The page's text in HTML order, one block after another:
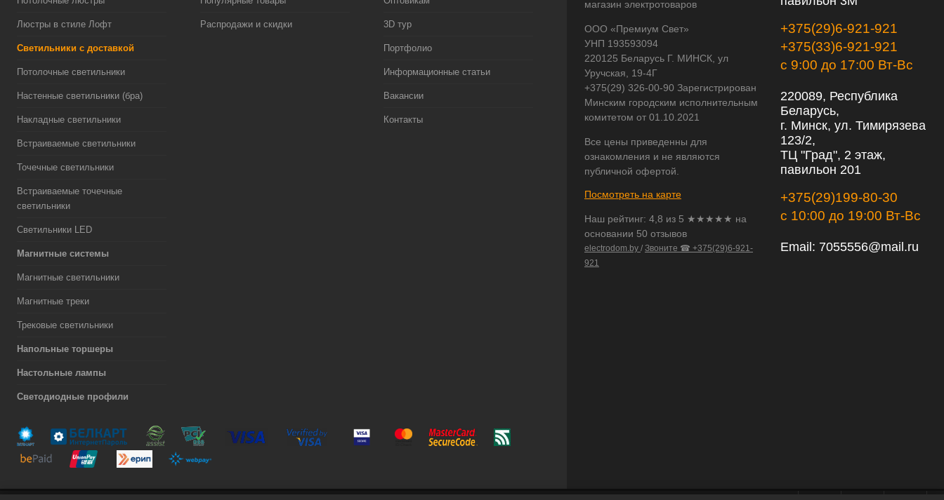
Люстры в стиле Лофт
Светильники с доставкой
Потолочные светильники
Настенные светильники (бра)
Накладные светильники
Встраиваемые светильники
Точечные светильники
Встраиваемые точечные
светильники
Светильники LED
Магнитные системы
Магнитные светильники
Магнитные треки
Трековые светильники
Напольные торшеры
Настольные лампы
Светодиодные профили
Распродажи и скидки 3D тур
Портфолио
Информационные статьи
Вакансии
Контакты
магазин электротоваров
ООО «Премиум Свет»
УНП 193593094
220125 Беларусь Г. МИНСК, ул
Уручская, 19-4Г
+375(29) 326-00-90 Зарегистрирован
Минским городским исполнительным
комитетом от 01.10.2021
Все цены приведенны для
ознакомления и не являются
публичной офертой.
Посмотреть на карте
Наш рейтинг: 4,8 из 5 ★★★★★ на
основании 50 отзывов
electrodom.by / Звоните ☎ +375(29)6-921-
921
+375(29)6-921-921
+375(33)6-921-921
с 9:00 до 17:00 Вт-Вс
220089, Республика
Беларусь,
г. Минск, ул. Тимирязева
123/2,
ТЦ "Град", 2 этаж,
павильон 201
+375(29)199-80-30
с 10:00 до 19:00 Вт-Вс
Email: 7055556@mail.ru